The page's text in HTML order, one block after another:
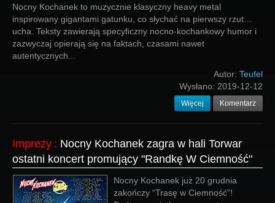
Więcej
Login
Nocny Kochanek to muzycznie klasyczny heavy metal
inspirowany gigantami gatunku, co słychać na pierwszy rzut…
ucha. Teksty zawierają specyficzny nocno-kochankowy humor i
zazwyczaj opierają się na faktach, czasami nawet
autentycznych...
Autor: Teufel
Wysłano: 2019-12-12
Więcej Komentarz
Imprezy : Nocny Kochanek zagra w hali Torwar
ostatni koncert promujący "Randkę W Ciemność"
Nocny Kochanek już 20 grudnia
zakończy “Trasę w Ciemność”!